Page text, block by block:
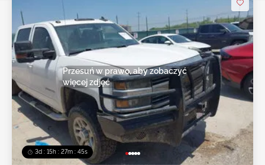
3d : 15h : 27m : 43s
Przesuń w prawo, aby zobaczyć
więcej zdjęć